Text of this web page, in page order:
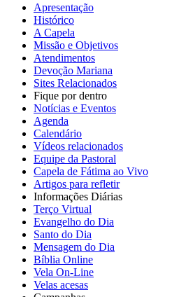
Apresentação
Histórico
A Capela
Missão e Objetivos
Atendimentos
Devoção Mariana
Sites Relacionados
Fique por dentro
Notícias e Eventos
Agenda
Calendário
Vídeos relacionados
Equipe da Pastoral
Capela de Fátima ao Vivo
Artigos para refletir
Informações Diárias
Terço Virtual
Evangelho do Dia
Santo do Dia
Mensagem do Dia
Bíblia Online
Vela On-Line
Velas acesas